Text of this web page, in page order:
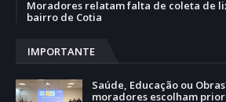
Moradores relatam falta de coleta de
bairro de Cotia
IMPORTANTE
Saúde, Educação ou
moradores escolham